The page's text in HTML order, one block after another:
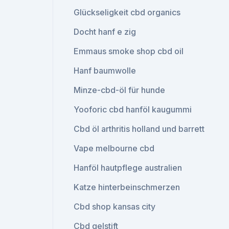
Glückseligkeit cbd organics
Docht hanf e zig
Emmaus smoke shop cbd oil
Hanf baumwolle
Minze-cbd-öl für hunde
Yooforic cbd hanföl kaugummi
Cbd öl arthritis holland und barrett
Vape melbourne cbd
Hanföl hautpflege australien
Katze hinterbeinschmerzen
Cbd shop kansas city
Cbd gelstift